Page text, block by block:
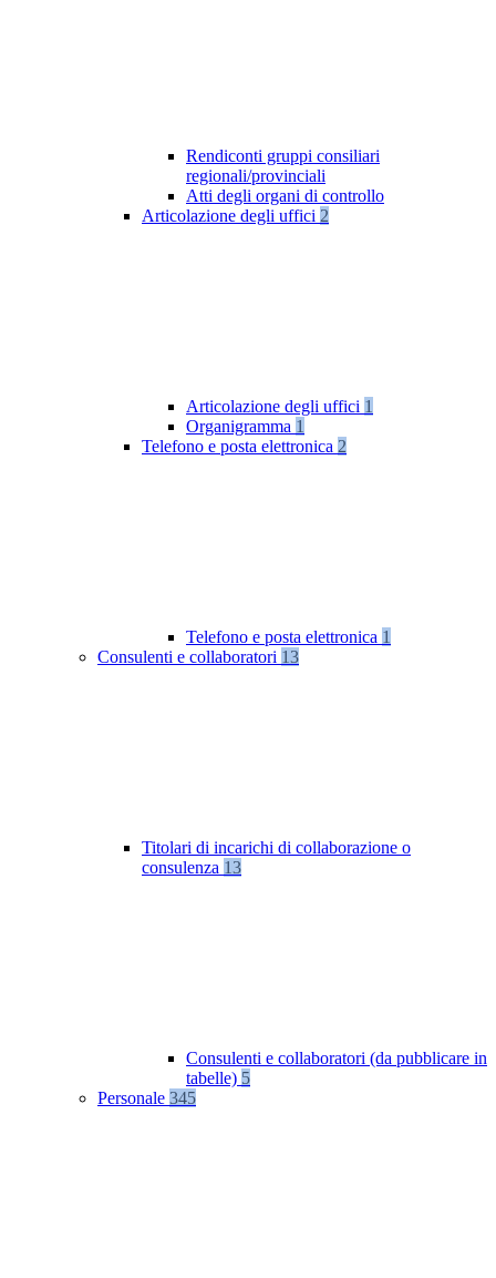
Rendiconti gruppi consiliari
regionali/provinciali
Atti degli organi di controllo
Articolazione degli uffici 2
Articolazione degli uffici 1
Organigramma 1
Telefono e posta elettronica 2
Telefono e posta elettronica 1
Consulenti e collaboratori 13
Titolari di incarichi di collaborazione o
consulenza 13
Consulenti e collaboratori (da pubblicare in
tabelle) 5
Personale 345